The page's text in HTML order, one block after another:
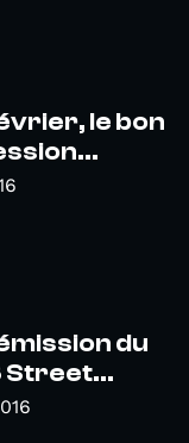
le bon
du
Street...